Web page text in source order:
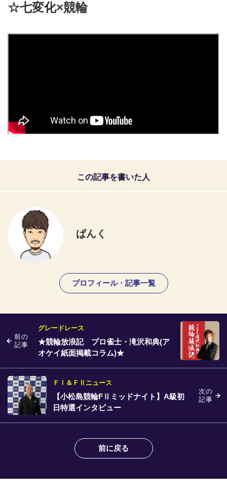
☆七変化×競輪
この記事を書いた人
ぱんく
プロフィール・記事一覧
前の
記事
グレードレース
★競輪放浪記 プロ雀士・滝沢和典(ア
オケイ紙面掲載コラム)★
次の
記事
ＦⅠ＆ＦⅡニュース
【小松島競輪FⅡミッドナイト】A級初
日特選インタビュー
前に戻る